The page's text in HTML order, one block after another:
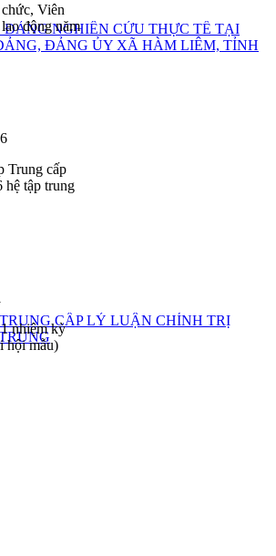
NGHIÊN CỨU THỰC TẾ TẠI
ĐẢNG ỦY XÃ HÀM LIÊM, TỈNH
CẤP LÝ LUẬN CHÍNH TRỊ
Viên
động năm
Trung cấp
tập trung
nhiệm kỳ
hội mẫu)